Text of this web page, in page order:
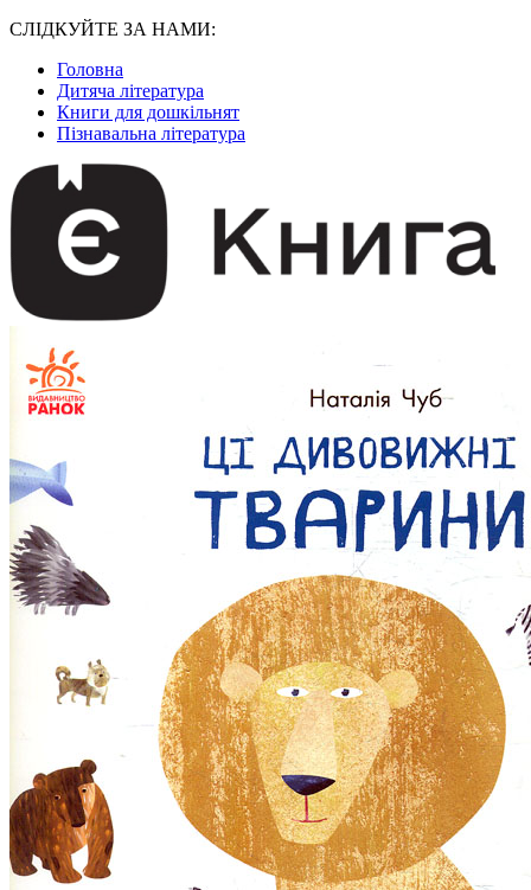
СЛІДКУЙТЕ ЗА НАМИ:
Головна
Дитяча література
Книги для дошкільнят
Пізнавальна література